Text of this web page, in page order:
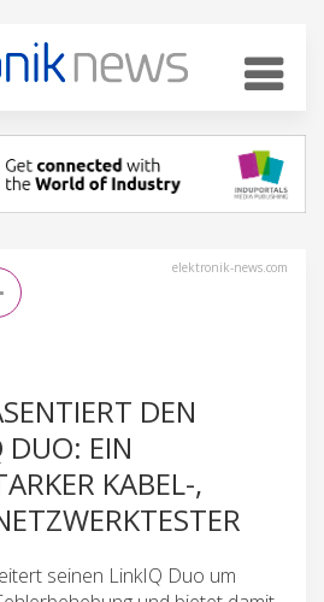
elektronik-news.com
DEN
DUO: EIN
KABEL-,
seinen LinkIQ Duo um